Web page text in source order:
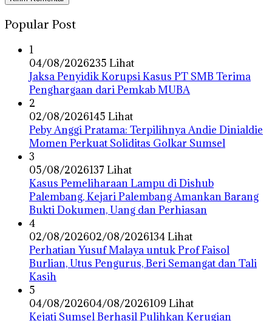
Popular Post
1
04/08/2026235 Lihat
Jaksa Penyidik Korupsi Kasus PT SMB Terima
Penghargaan dari Pemkab MUBA
2
02/08/2026145 Lihat
Peby Anggi Pratama: Terpilihnya Andie Dinialdie
Momen Perkuat Soliditas Golkar Sumsel
3
05/08/2026137 Lihat
Kasus Pemeliharaan Lampu di Dishub
Palembang, Kejari Palembang Amankan Barang
Bukti Dokumen, Uang dan Perhiasan
4
02/08/202602/08/2026134 Lihat
Perhatian Yusuf Malaya untuk Prof Faisol
Burlian, Utus Pengurus, Beri Semangat dan Tali
Kasih
5
04/08/202604/08/2026109 Lihat
Kejati Sumsel Berhasil Pulihkan Kerugian